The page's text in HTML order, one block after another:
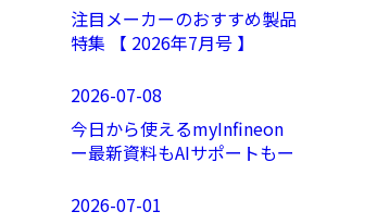
注目メーカーのおすすめ製品
特集 【 2026年7月号 】
2026-07-08
今日から使えるmyInfineon
ー最新資料もAIサポートもー
2026-07-01